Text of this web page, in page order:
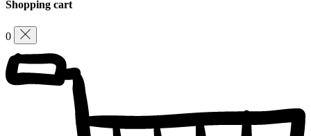
Shopping cart
0